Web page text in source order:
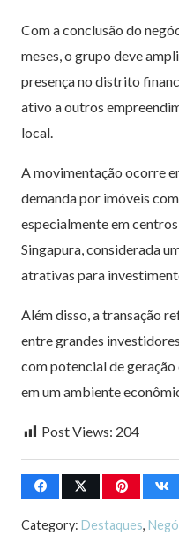
Com a conclusão do
meses, o grupo deve
presença no distrito
ativo a outros
local.
A movimentação ocorre
demanda por imóveis
especialmente em
Singapura, considerada
atrativas para
Além disso, a transação
entre grandes
com potencial de
em um ambiente
Post Views: 204
Category: Destaques,